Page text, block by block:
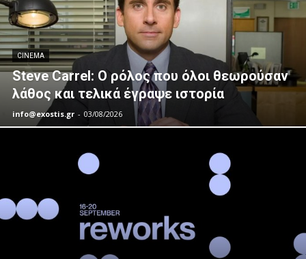
CINEMA
Steve Carrel: Ο ρόλος που όλοι θεωρούσαν
λάθος και τελικά έγραψε ιστορία
info@exostis.gr - 03/08/2026